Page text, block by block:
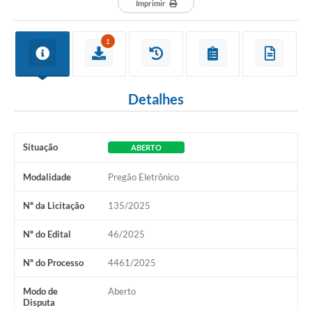
Imprimir
1
Detalhes
Situação ABERTO
Modalidade Pregão Eletrônico
Nº da Licitação 135/2025
Nº do Edital 46/2025
Nº do Processo 4461/2025
Modo de
Disputa
Aberto